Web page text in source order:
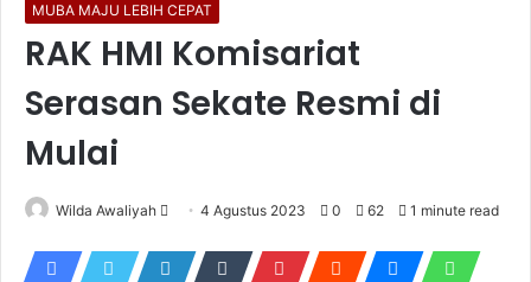
MUBA MAJU LEBIH CEPAT
RAK HMI Komisariat
Serasan Sekate Resmi di
Mulai
Wilda Awaliyah
Send
email
4 Agustus 2023 0 62 1 minute read